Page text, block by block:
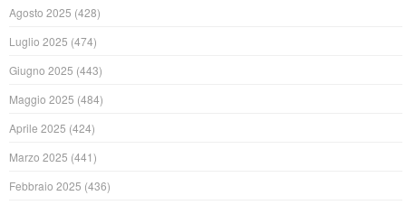
Agosto 2025 (428)
Luglio 2025 (474)
Giugno 2025 (443)
Maggio 2025 (484)
Aprile 2025 (424)
Marzo 2025 (441)
Febbraio 2025 (436)